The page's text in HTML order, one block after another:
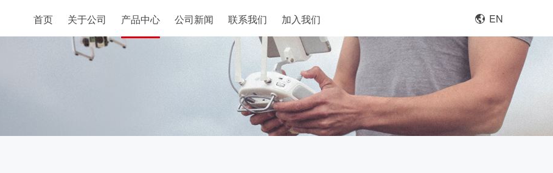
首页 关于公司 产品中心 公司新闻 联系我们 加入我们 EN